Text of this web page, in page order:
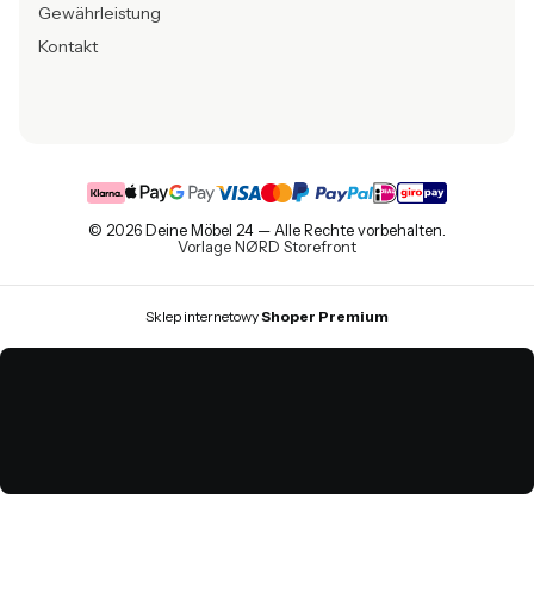
Gewährleistung
Kontakt
© 2026 Deine Möbel 24 — Alle Rechte vorbehalten.
Vorlage NØRD Storefront
Sklep internetowyShoper Premium